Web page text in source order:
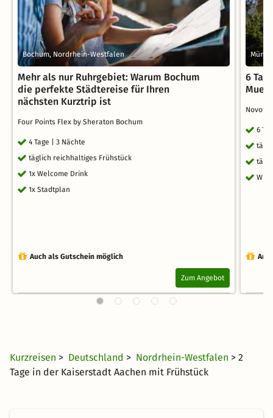
Bochum, Nordrhein-Westfalen
Mehr als nur Ruhrgebiet: Warum Bochum
die perfekte Städtereise für Ihren
nächsten Kurztrip ist
Four Points Flex by Sheraton Bochum
4 Tage | 3 Nächte
täglich reichhaltiges Frühstück
1x Welcome Drink
1x Stadtplan
Auch als Gutschein möglich
Zum Angebot
6
6
Kurzreisen > Deutschland > Nordrhein-Westfalen > 2
Tage in der Kaiserstadt Aachen mit Frühstück